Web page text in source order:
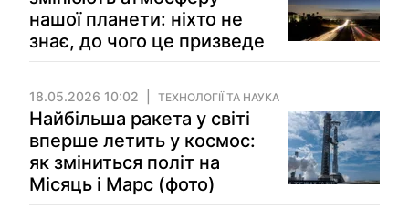
нашої планети: ніхто не
знає, до чого це призведе
18.05.2026 10:02 ТЕХНОЛОГІЇ ТА НАУКА
Найбільша ракета у світі
вперше летить у космос:
як зміниться політ на
Місяць і Марс (фото)